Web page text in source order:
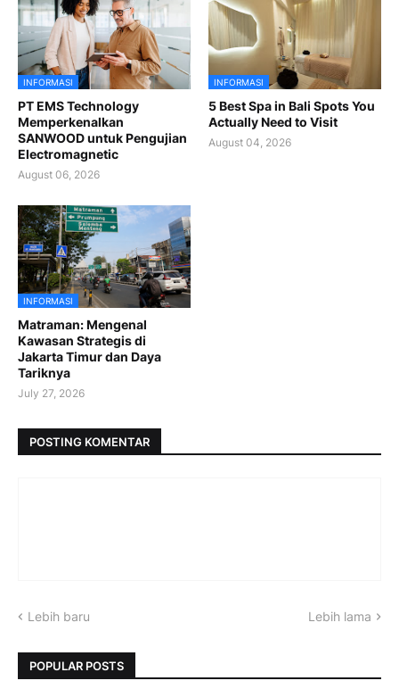
INFORMASI
PT EMS Technology
Memperkenalkan
SANWOOD untuk Pengujian
Electromagnetic
August 06, 2026
INFORMASI
5 Best Spa in Bali Spots You
Actually Need to Visit
August 04, 2026
INFORMASI
Matraman: Mengenal
Kawasan Strategis di
Jakarta Timur dan Daya
Tariknya
July 27, 2026
POSTING KOMENTAR
Lebih baru Lebih lama
POPULAR POSTS